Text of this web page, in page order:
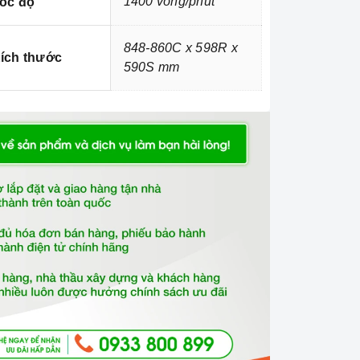
thước
848-860C x 598R x
590S mm